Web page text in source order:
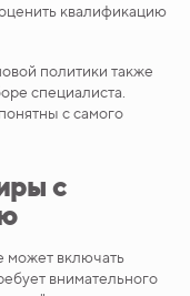
квалификацию
политики также
специалиста.
с самого
с
может включать
внимательного